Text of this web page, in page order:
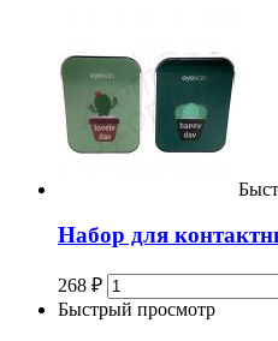
Набор для
268 ₽
Быстрый просмотр